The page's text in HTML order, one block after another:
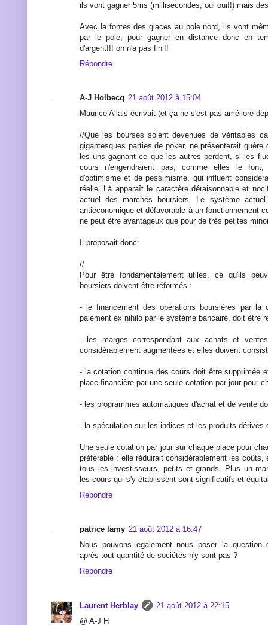
ils vont gagner 5ms (millisecondes, oui oui!!) mais
Avec la fontes des glaces au pole nord, ils vont
par le pole, pour gagner en distance donc en
d'argent!!! on n'a pas fini!!
Répondre
A-J Holbecq 21 août 2012 à 15:04
Maurice Allais écrivait (et ça ne s'est pas amélioré
//Que les bourses soient devenues de véritables
gigantesques parties de poker, ne présenterait guère
les uns gagnant ce que les autres perdent, si les
cours n'engendraient pas, comme elles le font,
d'optimisme et de pessimisme, qui influent
réelle. Là apparaît le caractère déraisonnable et
actuel des marchés boursiers. Le système actuel
antiéconomique et défavorable à un fonctionnement
ne peut être avantageux que pour de très petites
Il proposait donc:
//
Pour être fondamentalement utiles, ce qu'ils
boursiers doivent être réformés :
- le financement des opérations boursières par la
paiement ex nihilo par le système bancaire, doit être
- les marges correspondant aux achats et
considérablement augmentées et elles doivent
- la cotation continue des cours doit être sup­primée
place financière par une seule cotation par jour pour
- les programmes automatiques d'achat et de vente
- la spéculation sur les indices et les produits dérivés
Une seule cotation par jour sur chaque place pour
préférable ; elle réduirait considérablement les coûts,
tous les investisseurs, petits et grands. Plus un
les cours qui s'y établissent sont significatifs et
Répondre
patrice lamy 21 août 2012 à 16:47
Nous pouvons egalement nous poser la question
après tout quantité de sociétés n'y sont pas ?
Répondre
Laurent Herblay
21 août 2012 à 22:15
@ A-J H